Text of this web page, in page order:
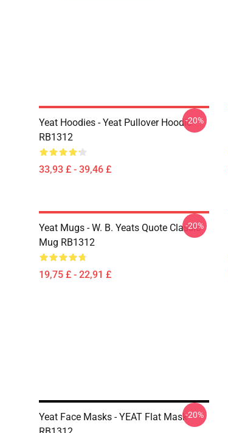
Yeat Hoodies - Yeat Pullover Hoodie
RB1312
33,93 £ - 39,46 £
-20%
Yeat Mugs - W. B. Yeats Quote Classic
Mug RB1312
19,75 £ - 22,91 £
-20%
Yeat Face Masks - YEAT Flat Mask-20%